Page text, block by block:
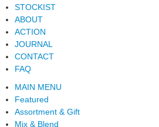
STOCKIST
ABOUT
ACTION
JOURNAL
CONTACT
FAQ
MAIN MENU
Featured
Assortment & Gift
Mix & Blend